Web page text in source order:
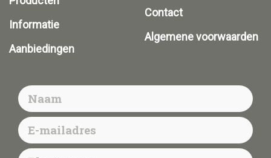
Informatie
Aanbiedingen
Contact
Algemene voorwaarden